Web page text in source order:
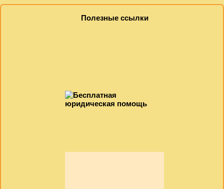
Полезные ссылки